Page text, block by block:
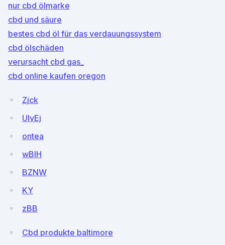
nur cbd ölmarke
cbd und säure
bestes cbd öl für das verdauungssystem
cbd ölschäden
verursacht cbd gas_
cbd online kaufen oregon
Zjck
UlvEj
ontea
wBlH
BZNW
KY
zBB
Cbd produkte baltimore